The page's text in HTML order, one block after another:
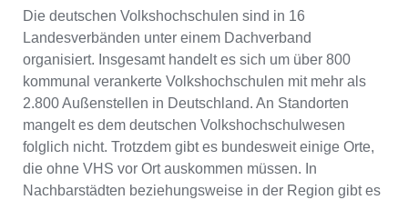
Die deutschen Volkshochschulen sind in 16
Landesverbänden unter einem Dachverband
organisiert. Insgesamt handelt es sich um über 800
kommunal verankerte Volkshochschulen mit mehr als
2.800 Außenstellen in Deutschland. An Standorten
mangelt es dem deutschen Volkshochschulwesen
folglich nicht. Trotzdem gibt es bundesweit einige Orte,
die ohne VHS vor Ort auskommen müssen. In
Nachbarstädten beziehungsweise in der Region gibt es